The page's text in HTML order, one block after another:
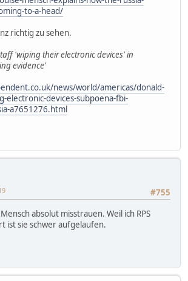
to-a-head/
richtig zu sehen.
'wiping their electronic devices' in
evidence'
news/world/americas/donald-
electronic-devices-subpoena-fbi-
a7651276.html
#755
absolut misstrauen. Weil ich RPS
ist sie schwer aufgelaufen.